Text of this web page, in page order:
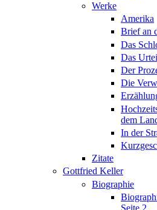
Werke
Amerika
Brief an
Das
Das
Der
Die
dem
In der
Zitate
Gottfried Keller
Biographie
Seite 2